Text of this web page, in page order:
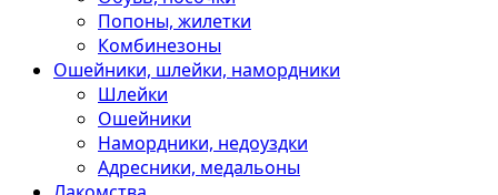
Попоны, жилетки
Комбинезоны
Ошейники, шлейки, намордники
Шлейки
Ошейники
Намордники, недоуздки
Адресники, медальоны